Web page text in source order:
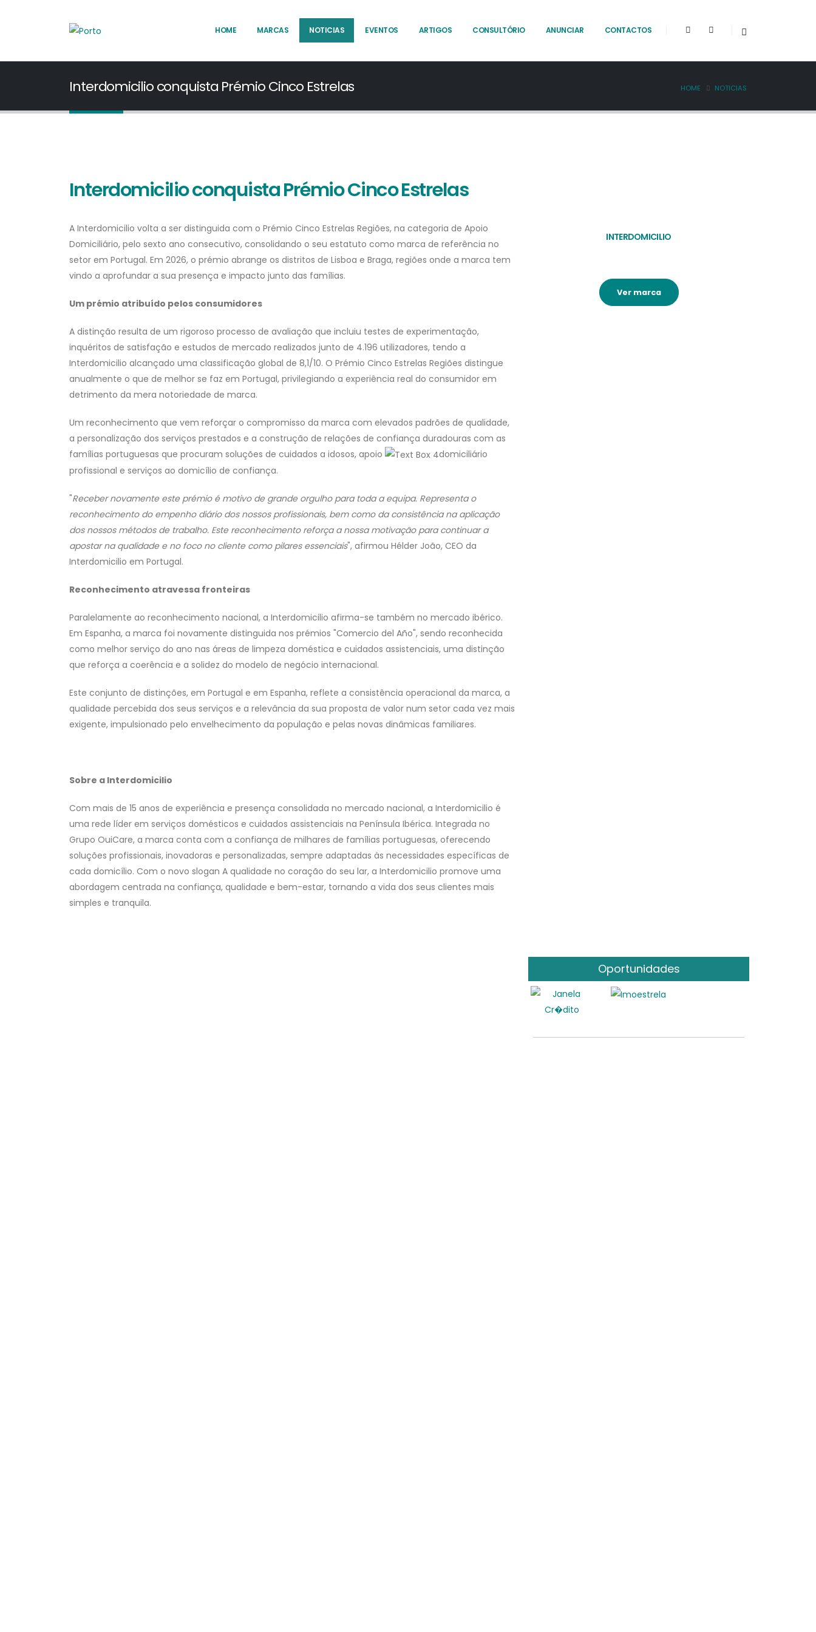
HOME MARCAS NOTICIAS EVENTOS ARTIGOS CONSULTÓRIO ANUNCIAR CONTACTOS
Interdomicilio conquista Prémio Cinco Estrelas HOME NOTICIAS
Interdomicilio conquista Prémio Cinco Estrelas
A Interdomicilio volta a ser distinguida com o Prémio Cinco Estrelas Regiões, na categoria de Apoio
Domiciliário, pelo sexto ano consecutivo, consolidando o seu estatuto como marca de referência no
setor em Portugal. Em 2026, o prémio abrange os distritos de Lisboa e Braga, regiões onde a marca tem
vindo a aprofundar a sua presença e impacto junto das famílias.
Um prémio atribuído pelos consumidores
A distinção resulta de um rigoroso processo de avaliação que incluiu testes de experimentação,
inquéritos de satisfação e estudos de mercado realizados junto de 4.196 utilizadores, tendo a
Interdomicilio alcançado uma classificação global de 8,1/10. O Prémio Cinco Estrelas Regiões distingue
anualmente o que de melhor se faz em Portugal, privilegiando a experiência real do consumidor em
detrimento da mera notoriedade de marca.
Um reconhecimento que vem reforçar o compromisso da marca com elevados padrões de qualidade,
a personalização dos serviços prestados e a construção de relações de confiança duradouras com as
famílias portuguesas que procuram soluções de cuidados a idosos, apoio
domiciliário
profissional e serviços ao domicílio de confiança.
"Receber novamente este prémio é motivo de grande orgulho para toda a equipa. Representa o
reconhecimento do empenho diário dos nossos profissionais, bem como da consistência na aplicação
dos nossos métodos de trabalho. Este reconhecimento reforça a nossa motivação para continuar a
apostar na qualidade e no foco no cliente como pilares essenciais", afirmou Hélder João, CEO da
Interdomicilio em Portugal.
Reconhecimento atravessa fronteiras
Paralelamente ao reconhecimento nacional, a Interdomicilio afirma-se também no mercado ibérico.
Em Espanha, a marca foi novamente distinguida nos prémios "Comercio del Año", sendo reconhecida
como melhor serviço do ano nas áreas de limpeza doméstica e cuidados assistenciais, uma distinção
que reforça a coerência e a solidez do modelo de negócio internacional.
Este conjunto de distinções, em Portugal e em Espanha, reflete a consistência operacional da marca, a
qualidade percebida dos seus serviços e a relevância da sua proposta de valor num setor cada vez mais
exigente, impulsionado pelo envelhecimento da população e pelas novas dinâmicas familiares.
Sobre a Interdomicilio
Com mais de 15 anos de experiência e presença consolidada no mercado nacional, a Interdomicilio é
uma rede líder em serviços domésticos e cuidados assistenciais na Península Ibérica. Integrada no
Grupo OuiCare, a marca conta com a confiança de milhares de famílias portuguesas, oferecendo
soluções profissionais, inovadoras e personalizadas, sempre adaptadas às necessidades específicas de
cada domicílio. Com o novo slogan A qualidade no coração do seu lar, a Interdomicilio promove uma
abordagem centrada na confiança, qualidade e bem-estar, tornando a vida dos seus clientes mais
simples e tranquila.
INTERDOMICILIO
Ver marca
Oportunidades